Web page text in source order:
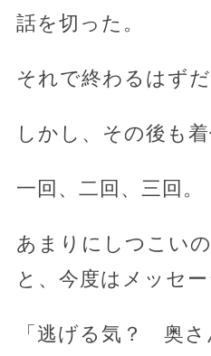
話を切った。
それで終わるはずだ
しかし、その後も着
一回、二回、三回。
あまりにしつこい
と、今度はメッセー
「逃げる気？ 奥